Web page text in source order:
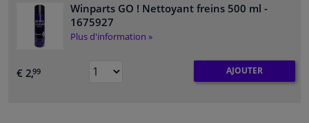
Winparts GO ! Nettoyant freins 500 ml -
1675927
Plus d'information »
€ 2,99 AJOUTER